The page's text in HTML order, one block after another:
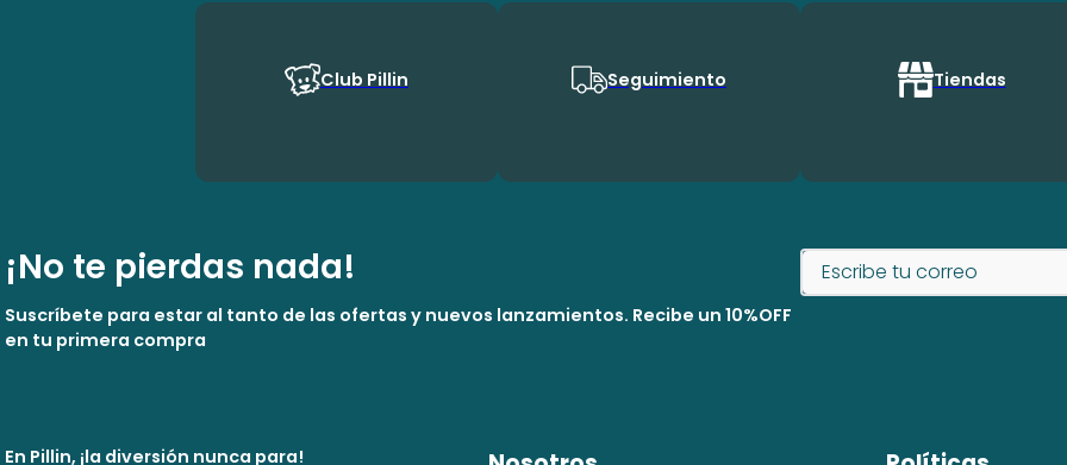
Club Pillin Seguimiento Tiendas
¡No te pierdas nada!
Suscríbete para estar al tanto de las ofertas y nuevos lanzamientos. Recibe un 10%OFF
en tu primera compra
En Pillin, ¡la diversión nunca para!